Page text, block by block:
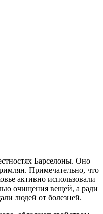
Барселоны. Оно
Примечательно, что
активно использовали
очищения вещей, а ради
людей от болезней.